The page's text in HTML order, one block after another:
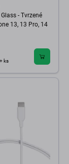
- Tvrzené
13, 13 Pro, 14
ks